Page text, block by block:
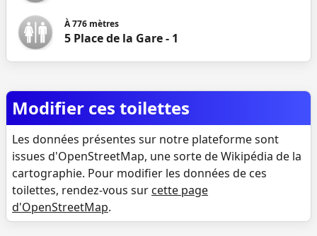
À776 mètres
5 Place de la Gare - 1
Modifier ces toilettes
Les données présentes sur notre plateforme sont
issues d'OpenStreetMap, une sorte de Wikipédia de la
cartographie. Pour modifier les données de ces
toilettes, rendez-vous sur cette page
d'OpenStreetMap.